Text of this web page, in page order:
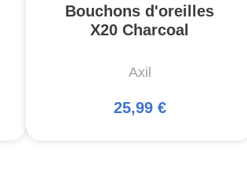
Bouchons d'oreilles
X20 Charcoal
Axil
25,99 €